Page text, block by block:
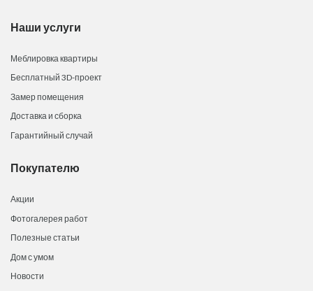
Наши услуги
Меблировка квартиры
Бесплатный 3D-проект
Замер помещения
Доставка и сборка
Гарантийный случай
Покупателю
Акции
Фотогалерея работ
Полезные статьи
Дом с умом
Новости